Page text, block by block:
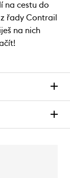
na cestu do
řady Contrail
na nich